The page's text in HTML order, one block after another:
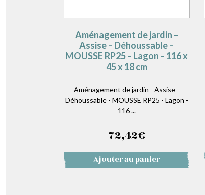
Aménagement de jardin –
Assise – Déhoussable –
MOUSSE RP25 – Lagon – 116 x
45 x 18 cm
Aménagement de jardin - Assise -
Déhoussable - MOUSSE RP25 - Lagon -
116 ...
72,42€
Ajouter au panier